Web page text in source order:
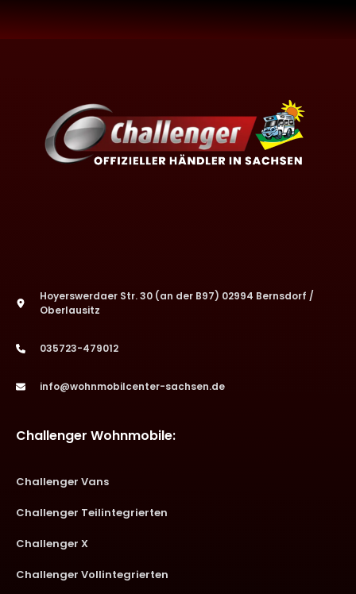
Hoyerswerdaer Str. 30 (an der B97) 02994 Bernsdorf /
Oberlausitz
035723-479012
info@wohnmobilcenter-sachsen.de
Challenger Wohnmobile:
Challenger Vans
Challenger Teilintegrierten
Challenger X
Challenger Vollintegrierten